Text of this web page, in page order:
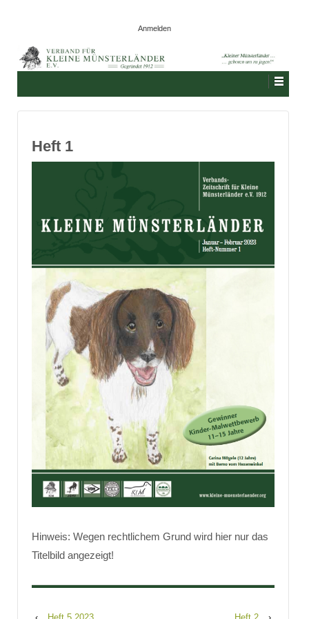
Anmelden
Heft 1
Hinweis: Wegen rechtlichem Grund wird hier nur das
Titelbild angezeigt!